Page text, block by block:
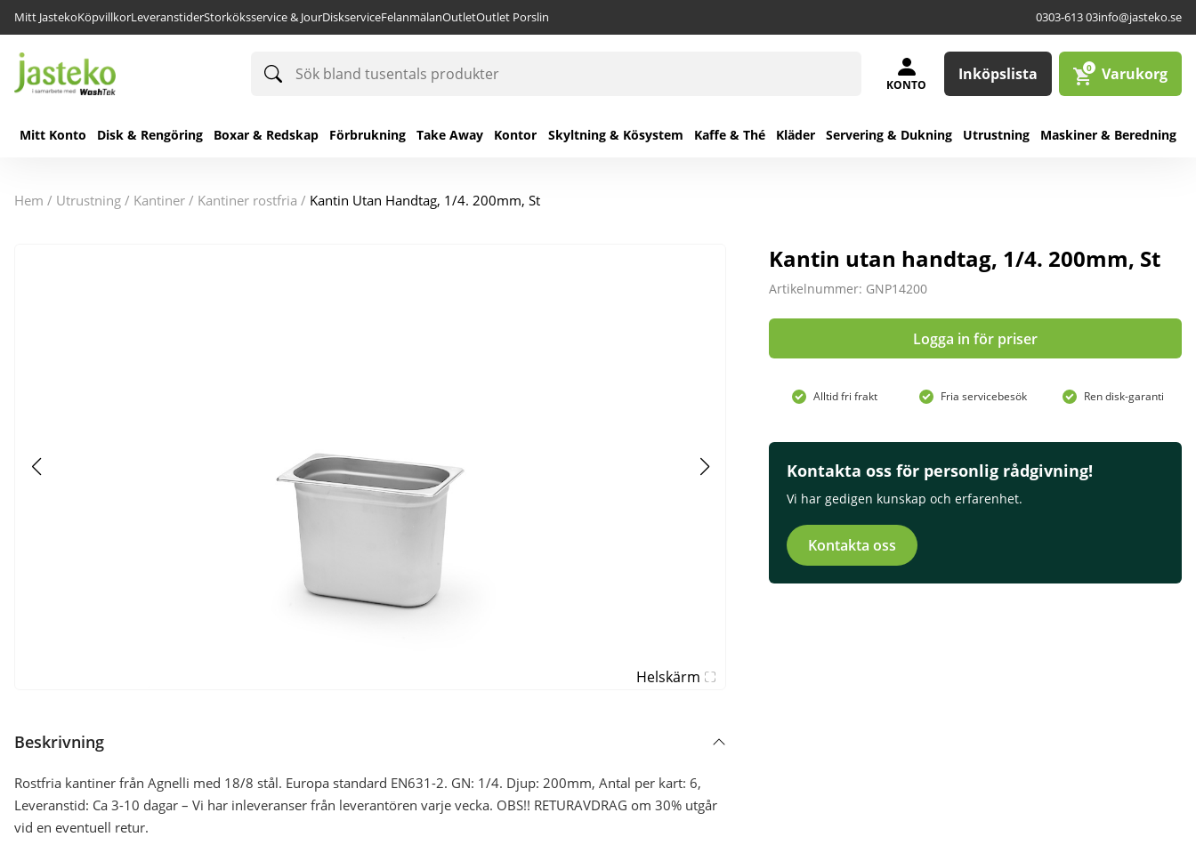
Mitt JastekoKöpvillkorLeveranstiderStorköksservice & JourDiskserviceFelanmälanOutletOutlet Porslin 0303-613 03info@jasteko.se
Sök
bland
produkter
KONTO
Inköpslista 0 Varukorg
Mitt Konto Disk & Rengöring Boxar & Redskap Förbrukning Take Away Kontor Skyltning & Kösystem Kaffe & Thé Kläder Servering & Dukning Utrustning Maskiner & Beredning
hem / utrustning / kantiner / kantiner rostfria / Kantin Utan Handtag, 1/4. 200mm, St
Helskärm
Kantin utan handtag, 1/4. 200mm, St
Artikelnummer: GNP14200
Logga in för priser
Alltid fri frakt Fria servicebesök Ren disk-garanti
Kontakta oss för personlig rådgivning!
Vi har gedigen kunskap och erfarenhet.
Kontakta oss
Beskrivning
Rostfria kantiner från Agnelli med 18/8 stål. Europa standard EN631-2. GN: 1/4. Djup: 200mm, Antal per kart: 6,
Leveranstid: Ca 3-10 dagar – Vi har inleveranser från leverantören varje vecka. OBS!! RETURAVDRAG om 30% utgår
vid en eventuell retur.